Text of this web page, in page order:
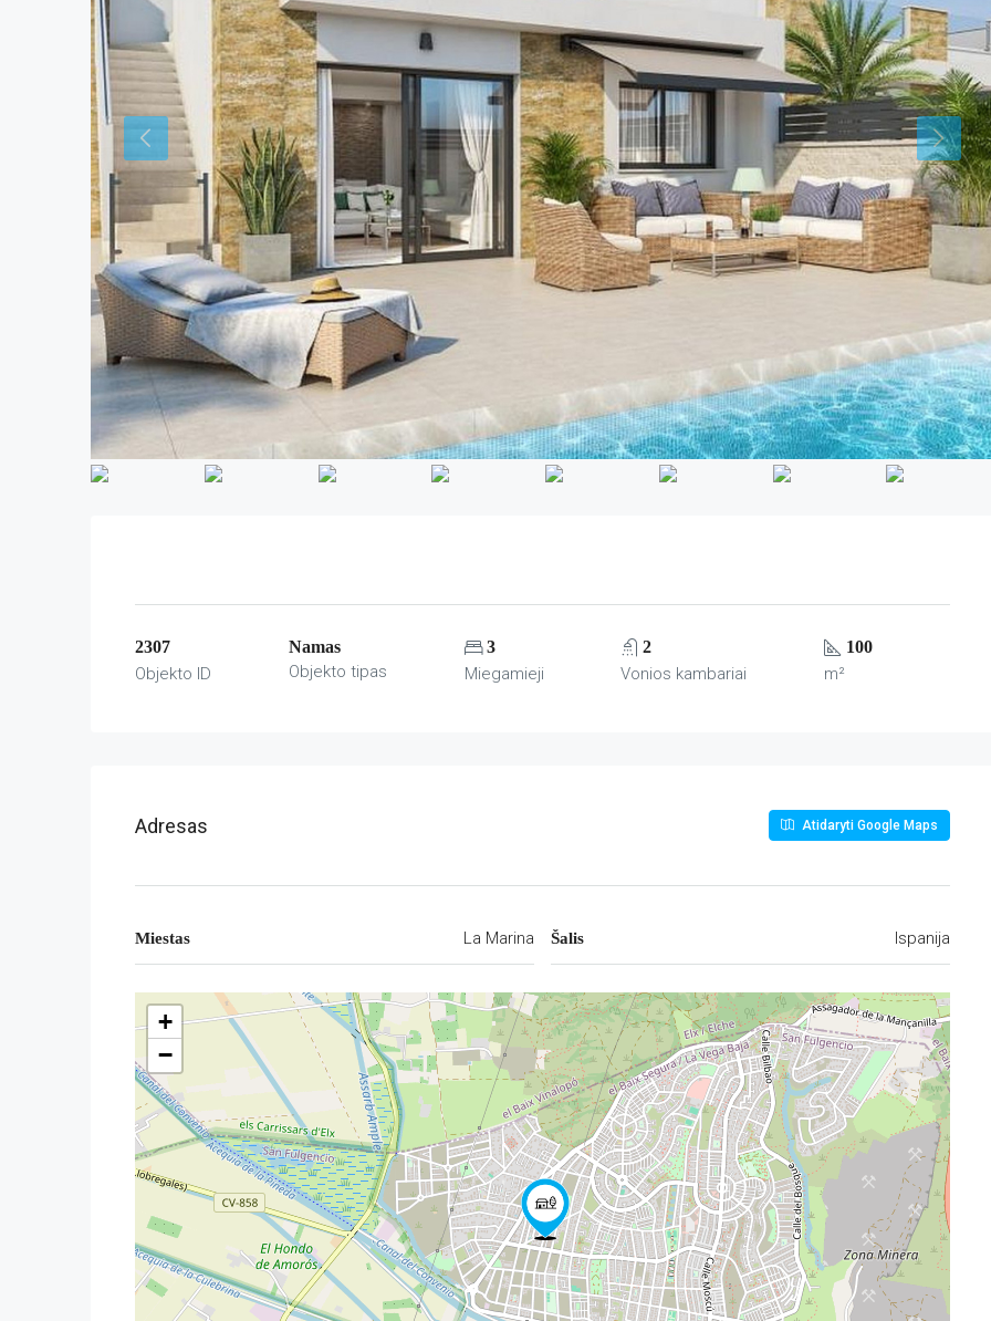
2307
Objekto ID
Namas
Objekto tipas
3
Miegamieji
2
Vonios kambariai
100
m²
Adresas Atidaryti Google Maps
Miestas La Marina Šalis Ispanija
+
−